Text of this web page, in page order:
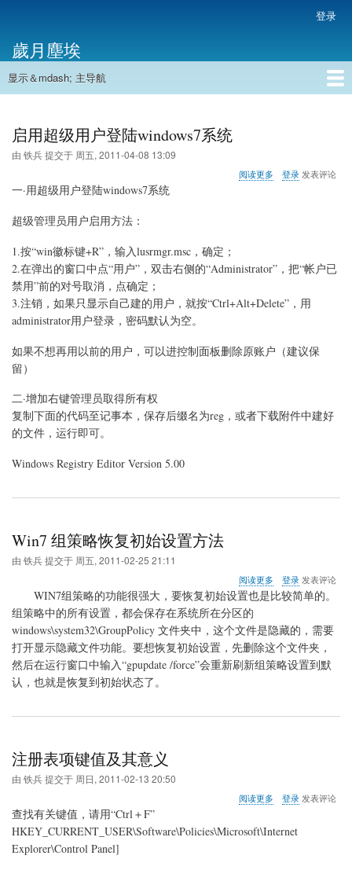
主
内
帐
户
菜
登录
歲月塵埃
主显示＆mdash; 主导航
启用超级用户登陆windows7系统
由 铁兵提交于 周五, 2011-04-08 13:09
阅读更多
户
windows7
登录发表评论
一·用超级用户登陆windows7系统
超级管理员用户启用方法：
1.按“win徽标键+R”，输入lusrmgr.msc，确定；
2.在弹出的窗口中点“用户”，双击右侧的“Administrator”，把“帐户已
禁用”前的对号取消，点确定；
3.注销，如果只显示自己建的用户，就按“Ctrl+Alt+Delete”，用
administrator用户登录，密码默认为空。
如果不想再用以前的用户，可以进控制面板删除原账户（建议保
留）
二·增加右键管理员取得所有权
复制下面的代码至记事本，保存后缀名为reg，或者下载附件中建好
的文件，运行即可。
Windows Registry Editor Version 5.00
Win7 组策略恢复初始设置方法
由 铁兵提交于 周五, 2011-02-25 21:11
阅读更多
于
Win7
策
略
恢
复
登录发表评论
WIN7组策略的功能很强大，要恢复初始设置也是比较简单的。
组策略中的所有设置，都会保存在系统所在分区的
windows\system32\GroupPolicy 文件夹中，这个文件是隐藏的，需要
打开显示隐藏文件功能。要想恢复初始设置，先删除这个文件夹，
然后在运行窗口中输入“gpupdate /force”会重新刷新组策略设置到默
认，也就是恢复到初始状态了。
注册表项键值及其意义
由 铁兵提交于 周日, 2011-02-13 20:50
阅读更多
册
登录发表评论
查找有关键值，请用“Ctrl＋F”
HKEY_CURRENT_USER\Software\Policies\Microsoft\Internet
Explorer\Control Panel]